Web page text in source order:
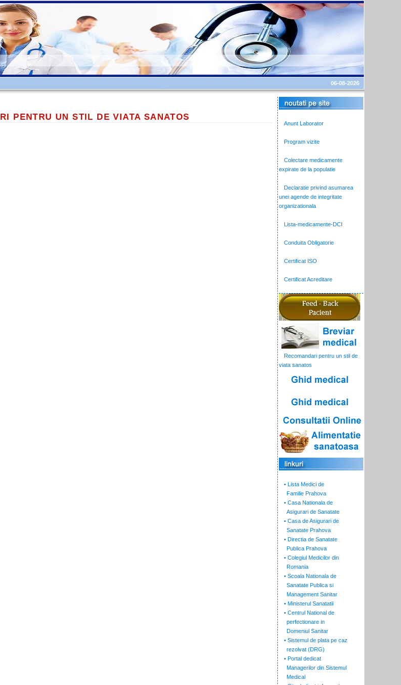
06-08-2026
PENTRU UN STIL DE VIATA SANATOS
Anunt Laborator
Program vizite
Colectare medicamente
expirate de la populatie
Declaratie privind asumarea
unei agende de integritate
organizationala
Lista-medicamente-DCI
Conduita Obligatorie
Certificat ISO
Certificat Acreditare
Recomandari pentru un stil de
viata sanatos
• Lista Medici de
Familie Prahova
• Casa Nationala de
Asigurari de Sanatate
• Casa de Asigurari de
Sanatate Prahova
• Directia de Sanatate
Publica Prahova
• Colegiul Medicilor din
Romania
• Scoala Nationala de
Sanatate Publica si
Management Sanitar
• Ministerul Sanatatii
• Centrul National de
perfectionare in
Domeniul Sanitar
• Sistemul de plata pe caz
rezolvat (DRG)
• Portal dedicat
Managerilor din Sistemul
Medical